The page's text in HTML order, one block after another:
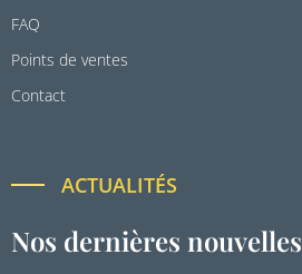
FAQ
Points de ventes
Contact
ACTUALITÉS
Nos dernières nouvelles